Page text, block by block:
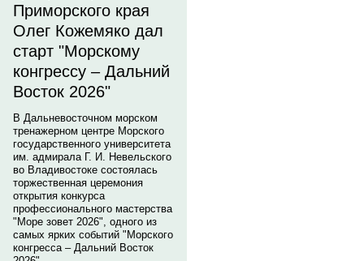
Приморского края
Олег Кожемяко дал
старт "Морскому
конгрессу – Дальний
Восток 2026"
В Дальневосточном морском
тренажерном центре Морского
государственного университета
им. адмирала Г. И. Невельского
во Владивостоке состоялась
торжественная церемония
открытия конкурса
профессионального мастерства
"Море зовет 2026", одного из
самых ярких событий "Морского
конгресса – Дальний Восток